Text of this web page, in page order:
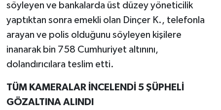
söyleyen ve bankalarda üst düzey yöneticilik
yaptıktan sonra emekli olan Dinçer K., telefonla
arayan ve polis olduğunu söyleyen kişilere
inanarak bin 758 Cumhuriyet altınını,
dolandırıcılara teslim etti.
TÜM KAMERALAR İNCELENDİ 5 ŞÜPHELİ
GÖZALTINA ALINDI